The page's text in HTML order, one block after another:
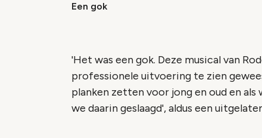
Een gok
'Het was een gok. Deze musical van
professionele uitvoering te zien
planken zetten voor jong en oud en
we daarin geslaagd', aldus een